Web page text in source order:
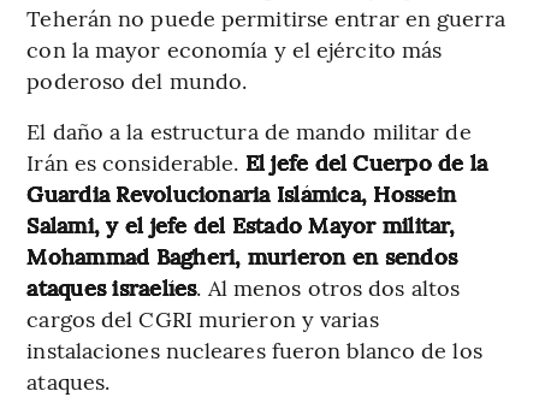
Teherán no puede permitirse entrar en guerra
con la mayor economía y el ejército más
poderoso del mundo.
El daño a la estructura de mando militar de
Irán es considerable. El jefe del Cuerpo de la
Guardia Revolucionaria Islámica, Hossein
Salami, y el jefe del Estado Mayor militar,
Mohammad Bagheri, murieron en sendos
ataques israelíes. Al menos otros dos altos
cargos del CGRI murieron y varias
instalaciones nucleares fueron blanco de los
ataques.